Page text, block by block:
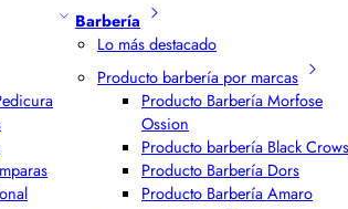
Barbería
Lo más destacado
Producto barbería por marcas
Producto Barbería Morfose
Ossion
Producto barbería Black Crows
Producto Barbería Dors
Producto Barbería Amaro